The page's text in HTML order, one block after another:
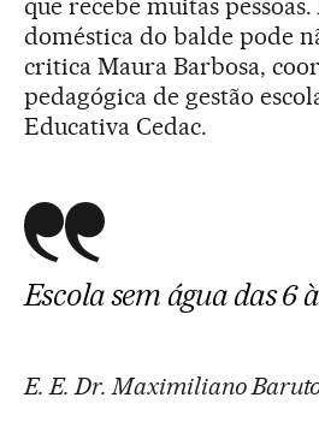
que recebe muitas
doméstica do balde pode
critica Maura Barbosa,
pedagógica de gestão
Educativa Cedac.
Escola sem água das 6
E. E. Dr. Maximiliano